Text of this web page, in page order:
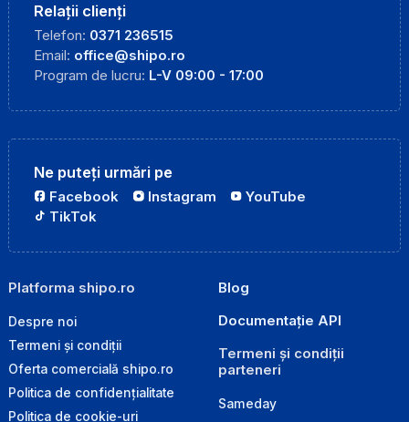
Relații clienți
Telefon: 0371 236515
Email: office@shipo.ro
Program de lucru: L-V 09:00 - 17:00
Ne puteți urmări pe
Facebook Instagram
YouTube
TikTok
Platforma shipo.ro
Despre noi
Termeni și condiții
Oferta comercială shipo.ro
Politica de confidențialitate
Politica de cookie-uri
Blog
Documentație API
Termeni și condiții
parteneri
Sameday